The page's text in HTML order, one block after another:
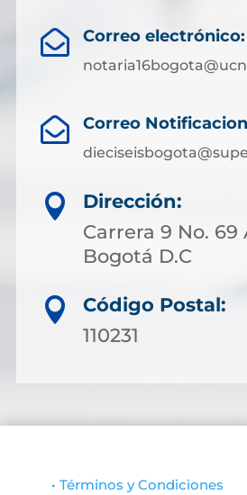
 Correo electrónico:
 Correo

Dirección:
Carrera 9 No. 69
Bogotá D.C

Código Postal:
110231
• Términos y Condiciones